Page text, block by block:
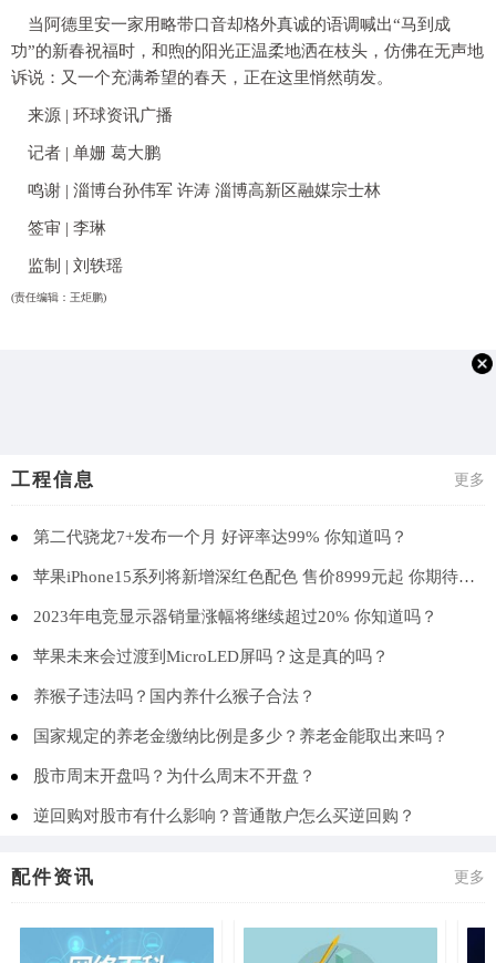
当阿德里安一家用略带口音却格外真诚的语调喊出“马到成
功”的新春祝福时，和煦的阳光正温柔地洒在枝头，仿佛在无声地
诉说：又一个充满希望的春天，正在这里悄然萌发。
来源 | 环球资讯广播
记者 | 单姗 葛大鹏
鸣谢 | 淄博台孙伟军 许涛 淄博高新区融媒宗士林
签审 | 李琳
监制 | 刘轶瑶
(责任编辑：王炬鹏)
工程信息 更多
第二代骁龙7+发布一个月 好评率达99% 你知道吗？
苹果iPhone15系列将新增深红色配色 售价8999元起 你期待吗？
2023年电竞显示器销量涨幅将继续超过20% 你知道吗？
苹果未来会过渡到MicroLED屏吗？这是真的吗？
养猴子违法吗？国内养什么猴子合法？
国家规定的养老金缴纳比例是多少？养老金能取出来吗？
股市周末开盘吗？为什么周末不开盘？
逆回购对股市有什么影响？普通散户怎么买逆回购？
配件资讯 更多